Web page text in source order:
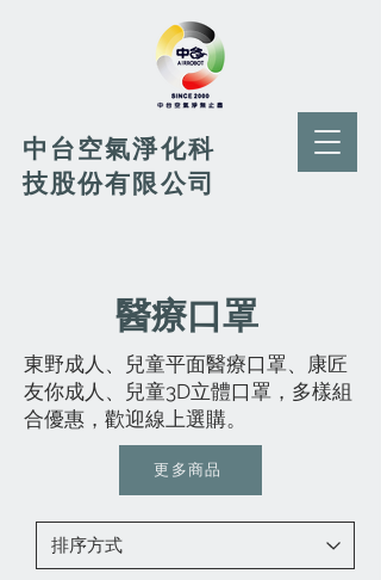
​中台空氣淨化科
技股份有限公司
醫療口罩
東野成人、兒童平面醫療口罩、康匠
友你成人、兒童3D立體口罩，多樣組
合優惠，歡迎線上選購。
更多商品